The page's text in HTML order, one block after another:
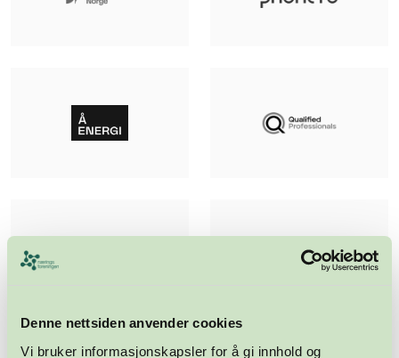
Denne nettsiden anvender cookies
Vi bruker informasjonskapsler for å gi innhold og